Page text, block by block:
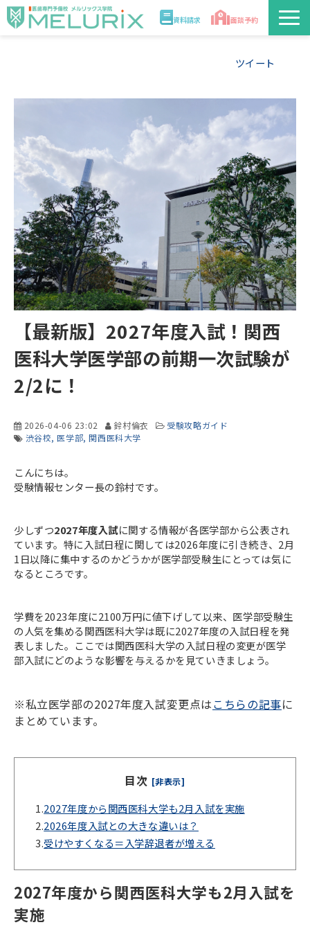
資料請求 面談予約
入学案内
合格実績・合格体験記
講師
医学部解答速報2026
ツイート
【最新版】2027年度入試！関西
医科大学医学部の前期一次試験が
2/2に！
2026-04-06 23:02 鈴村倫衣
受験攻略ガイド
渋谷校 医学部 関西医科大学
こんにちは。
受験情報センター長の鈴村です。
少しずつ2027年度入試に関する情報が各医学部から公表され
ています。特に入試日程に関しては2026年度に引き続き、2月
1日以降に集中するのかどうかが医学部受験生にとっては気に
なるところです。
学費を2023年度に2100万円に値下げして以来、医学部受験生
の人気を集める関西医科大学は既に2027年度の入試日程を発
表しました。ここでは関西医科大学の入試日程の変更が医学
部入試にどのような影響を与えるかを見ていきましょう。
※私立医学部の2027年度入試変更点はこちらの記事に
まとめています。
目次 [非表示]
1.2027年度から関西医科大学も2月入試を実施
2.2026年度入試との大きな違いは？
3.受けやすくなる＝入学辞退者が増える
2027年度から関西医科大学も2月入試を
実施